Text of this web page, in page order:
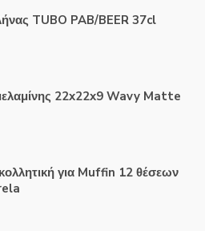
TUBO PAB/BEER 37cl
22x22x9 Wavy Matte
για Muffin 12 θέσεων